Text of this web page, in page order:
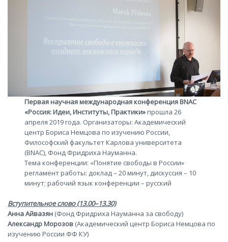
Перваянаучная международнаяконференция BNAC
«Россия: Идеи, Институты, Практики»прошла 26
апреля 2019 года. Организаторы: Академический
центр Бориса Немцова по изучению России,
Философский факультет Карлова университета
(BNAC), Фонд Фридриха Науманна.
Тема конференции: «Понятие свободы в России»
регламент работы: доклад – 20 минут, дискуссия – 10
минут; рабочий язык конференции – русский
Вступительное слово (13.00–13.30)
Анна Айвазян (Фонд Фридриха Науманна за свободу)
Александр Морозов (Академический центр Бориса Немцова по
изучению России ФФ КУ)